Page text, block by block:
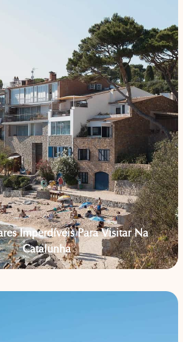
Imperdíveis Para Visitar Na
Catalunha